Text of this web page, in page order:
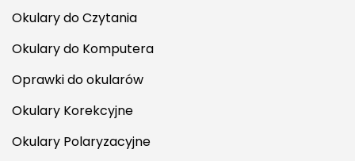
Okulary do Czytania
Okulary do Komputera
Oprawki do okularów
Okulary Korekcyjne
Okulary Polaryzacyjne